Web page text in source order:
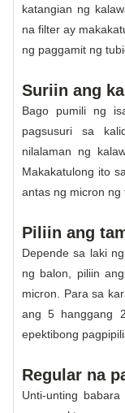
katangian ng
na filter ay
ng paggamit ng
Suriin ang
Bago pumili ng
pagsusuri sa
nilalaman ng
Makakatulong ito
antas ng micron ng
Piliin ang
Depende sa laki
ng balon, piliin
micron. Para sa
ang 5 hanggang
epektibong
Regular na
Unti-unting